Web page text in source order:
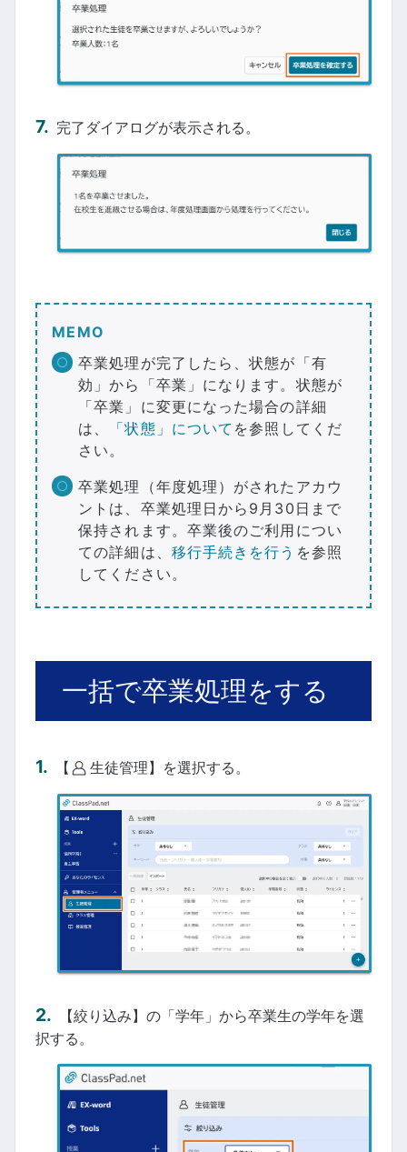
完了ダイアログが表示される。
MEMO
卒業処理が完了したら、状態が「有
効」から「卒業」になります。状態が
「卒業」に変更になった場合の詳細
は、
「状態」について を参照してくだ
さい。
卒業処理（年度処理）がされたアカウ
ントは、卒業処理日から9月30日まで
保持されます。卒業後のご利用につい
ての詳細は、 移行手続きを行う を参照
してください。
一括で卒業処理をする
【 生徒管理】を選択する。
【絞り込み】の「学年」から卒業生の学年を選
択する。